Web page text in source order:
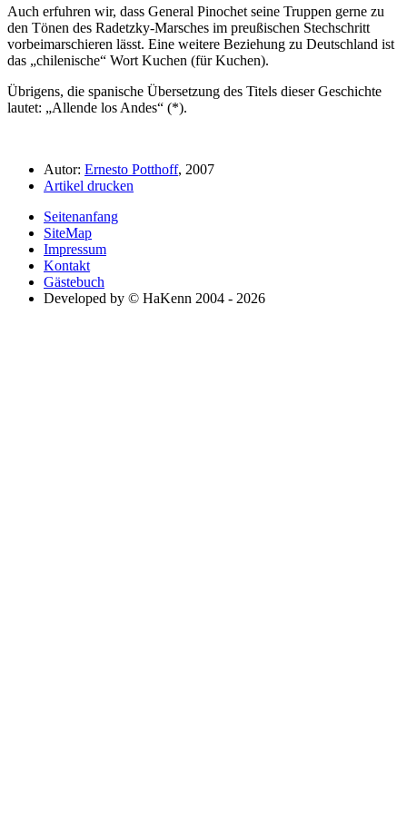
Auch erfuhren wir, dass General Pinochet seine Truppen gerne zu
den Tönen des Radetzky-Marsches im preußischen Stechschritt
vorbeimarschieren lässt. Eine weitere Beziehung zu Deutschland ist
das
chilenische
Wort Kuchen (für Kuchen).
Übrigens, die spanische Übersetzung des Titels dieser Geschichte
lautet:
Allende los Andes (*).
Autor: Ernesto Potthoff, 2007
Artikel drucken
Seitenanfang
SiteMap
Impressum
Kontakt
Gästebuch
Developed by © HaKenn 2004 - 2026